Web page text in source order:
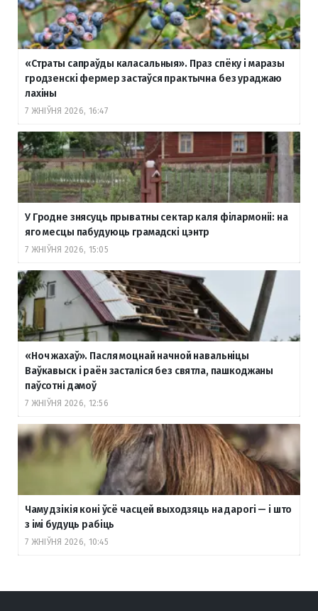
«Страты сапраўды каласальныя». Праз спёку і маразы
гродзенскі фермер застаўся практычна без ураджаю
лахіны
7 ЖНІЎНЯ 2026, 16:47
У Гродне знясуць прыватны сектар каля філармоніі: на
яго месцы пабудуюць грамадскі цэнтр
7 ЖНІЎНЯ 2026, 15:05
«Ноч жахаў». Пасля моцнай начной навальніцы
Ваўкавыск і раён засталіся без святла, пашкоджаны
паўсотні дамоў
7 ЖНІЎНЯ 2026, 12:56
Чаму дзікія коні ўсё часцей выходзяць на дарогі — і што
з імі будуць рабіць
7 ЖНІЎНЯ 2026, 10:45